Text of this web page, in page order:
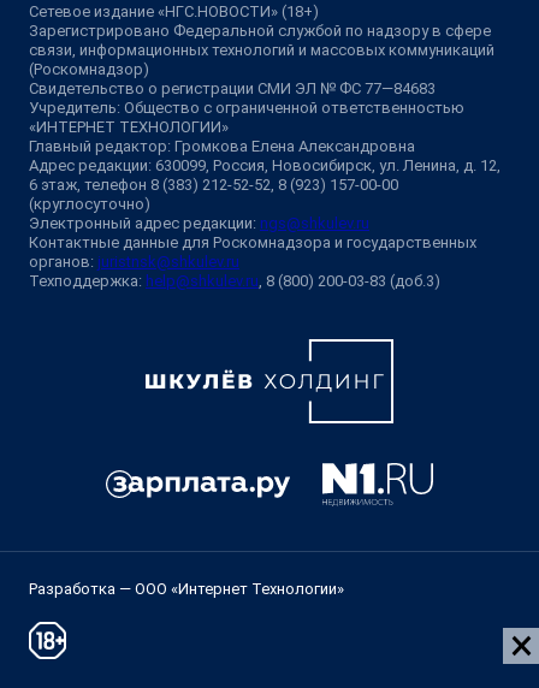
Сетевое издание «НГС.НОВОСТИ» (18+)
Зарегистрировано Федеральной службой по надзору в сфере
связи, информационных технологий и массовых коммуникаций
(Роскомнадзор)
Свидетельство о регистрации СМИ ЭЛ № ФС 77—84683
Учредитель: Общество с ограниченной ответственностью
«ИНТЕРНЕТ ТЕХНОЛОГИИ»
Главный редактор: Громкова Елена Александровна
Адрес редакции: 630099, Россия, Новосибирск, ул. Ленина, д. 12,
6 этаж, телефон 8 (383) 212-52-52, 8 (923) 157-00-00
(круглосуточно)
Электронный адрес редакции: ngs@shkulev.ru
Контактные данные для Роскомнадзора и государственных
органов: juristnsk@shkulev.ru
Техподдержка: help@shkulev.ru , 8 (800) 200-03-83 (доб.3)
Разработка — ООО «Интернет Технологии»